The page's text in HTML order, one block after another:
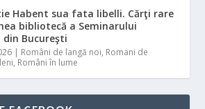
Habent sua fata libelli. Cărţi rare
bibliotecă a Seminarului
din Bucureşti
| Români de langă noi, Romani de
, Români în lume